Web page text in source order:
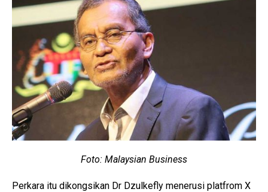
Foto: Malaysian Business
Perkara itu dikongsikan Dr Dzulkefly menerusi platfrom X